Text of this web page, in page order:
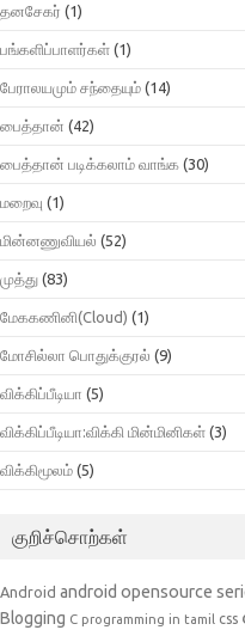
தனசேகர் (1)
பங்களிப்பாளர்கள் (1)
பேராலயமும் சந்தையும் (14)
பைத்தான் (42)
பைத்தான் படிக்கலாம் வாங்க (30)
மறைவு (1)
மின்னணுவியல் (52)
முத்து (83)
மேககணினி(Cloud) (1)
மோசில்லா பொதுக்குரல் (9)
விக்கிப்பீடியா (5)
விக்கிப்பீடியா:விக்கி மின்மினிகள் (3)
விக்கிமூலம் (5)
குறிச்சொற்கள்
Android android opensource
Blogging C programming in tamil css